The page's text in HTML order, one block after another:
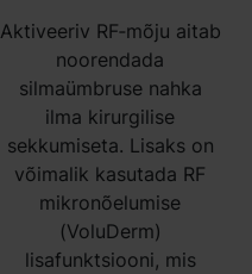
Aktiveeriv RF‑mõju aitab
noorendada
silmaümbruse nahka
ilma kirurgilise
sekkumiseta. Lisaks on
võimalik kasutada RF
mikronõelumise
(VoluDerm)
lisafunktsiooni, mis